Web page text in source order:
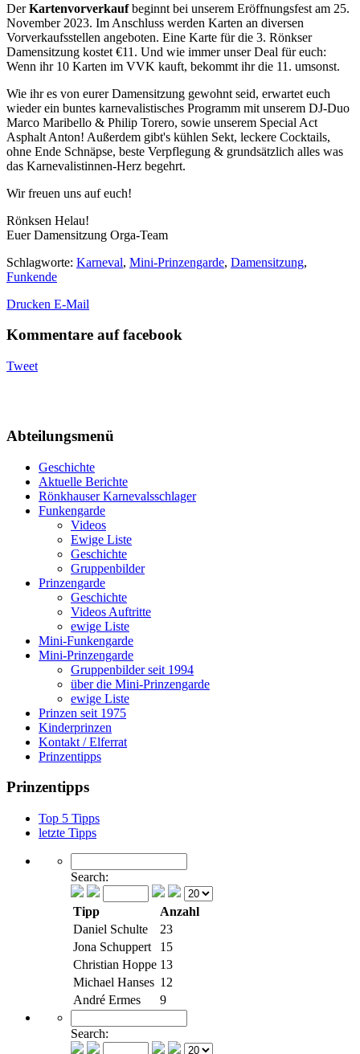
DerKartenvorverkaufbeginnt bei unserem Eröffnungsfest am 25.
November 2023. Im Anschluss werden Karten an diversen
Vorverkaufsstellen angeboten. Eine Karte für die 3. Rönkser
Damensitzung kostet €11. Und wie immer unser Deal für euch:
Wenn ihr 10 Karten im VVK kauft, bekommt ihr die 11. umsonst.
Wie ihr es von eurer Damensitzung gewohnt seid, erwartet euch
wieder ein buntes karnevalistisches Programm mit unserem DJ-Duo
Marco Maribello & Philip Torero, sowie unserem Special Act
Asphalt Anton! Außerdem gibt's kühlen Sekt, leckere Cocktails,
ohne Ende Schnäpse, beste Verpflegung & grundsätzlich alles was
das Karnevalistinnen-Herz begehrt.
Wir freuen uns auf euch!
Rönksen Helau!
Euer Damensitzung Orga-Team
Schlagworte: Karneval, Mini-Prinzengarde, Damensitzung,
Funkende
Drucken E-Mail
Kommentare auf facebook
Tweet
Abteilungsmenü
Geschichte
Aktuelle Berichte
Rönkhauser Karnevalsschlager
Funkengarde
Videos
Ewige Liste
Geschichte
Gruppenbilder
Prinzengarde
Geschichte
Videos Auftritte
ewige Liste
Mini-Funkengarde
Mini-Prinzengarde
Gruppenbilder seit 1994
über die Mini-Prinzengarde
ewige Liste
Prinzen seit 1975
Kinderprinzen
Kontakt / Elferrat
Prinzentipps
Prinzentipps
Top 5 Tipps
letzte Tipps
Search:
Tipp
Anzahl
Daniel Schulte
23
Jona Schuppert
15
Christian Hoppe 13
Michael Hanses 12
André Ermes
9
Search: